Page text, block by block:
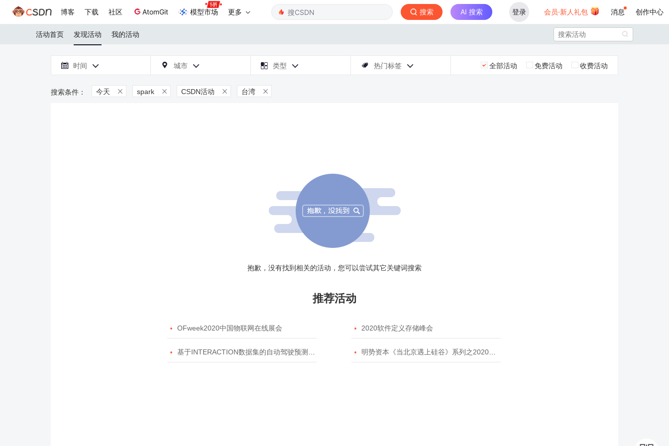
博客 下载 社区 AtomGit 模型市场 更多 搜索 AI 搜索 登录 会员·新人礼包 消息 创作中心
活动首页 发现活动 我的活动 
 时间   城市   类型   热门标签  全部活动 免费活动 收费活动
今天  spark  CSDN活动  台湾 
抱歉，没有找到相关的活动，您可以尝试其它关键词搜索
推荐活动
 OFweek2020中国物联网在线展会  2020软件定义存储峰会
 基于INTERACTION数据集的自动驾驶预测模型挑战赛  明势资本《当北京遇上硅谷》系列之2020年度开源峰会